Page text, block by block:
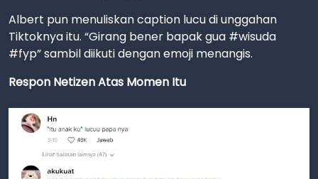
Albert pun menuliskan caption lucu di unggahan
Tiktoknya itu. “Girang bener bapak gua #wisuda
#fyp” sambil diikuti dengan emoji menangis.
Respon Netizen Atas Momen Itu